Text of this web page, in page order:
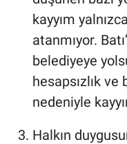
kayyım
atanmıyor.
belediyeye
hesapsızlık
nedeniyle
Halkın